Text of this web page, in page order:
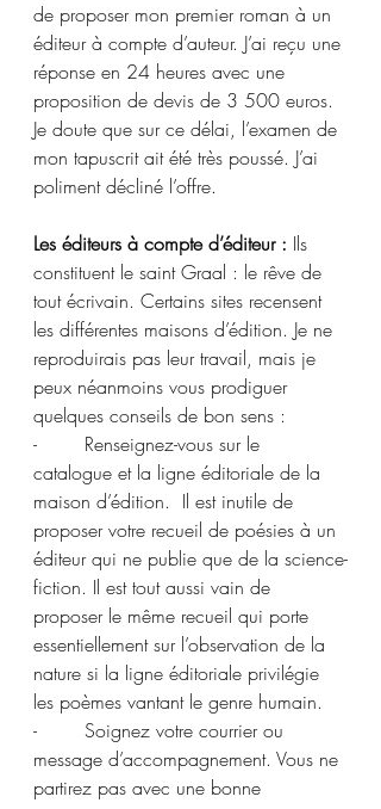
de proposer mon premier roman à un
éditeur à compte d’auteur. J’ai reçu une
réponse en 24 heures avec une
proposition de devis de 3 500 euros.
Je doute que sur ce délai, l’examen de
mon tapuscrit ait été très poussé. J’ai
poliment décliné l’offre.
Les éditeurs à compte d’éditeur : Ils
constituent le saint Graal : le rêve de
tout écrivain. Certains sites recensent
les différentes maisons d’édition. Je ne
reproduirais pas leur travail, mais je
peux néanmoins vous prodiguer
quelques conseils de bon sens :
-        Renseignez-vous sur le
catalogue et la ligne éditoriale de la
maison d’édition.  Il est inutile de
proposer votre recueil de poésies à un
éditeur qui ne publie que de la science-
fiction. Il est tout aussi vain de
proposer le même recueil qui porte
essentiellement sur l’observation de la
nature si la ligne éditoriale privilégie
les poèmes vantant le genre humain.
-        Soignez votre courrier ou
message d’accompagnement. Vous ne
partirez pas avec une bonne